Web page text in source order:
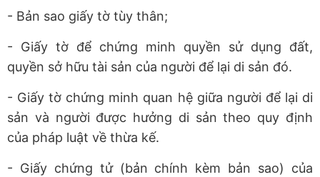
- Bản sao giấy tờ tùy thân;
- Giấy tờ để chứng minh quyền sử dụng đất,
quyền sở hữu tài sản của người để lại di sản đó.
- Giấy tờ chứng minh quan hệ giữa người để lại di
sản và người được hưởng di sản theo quy định
của pháp luật về thừa kế.
- Giấy chứng tử (bản chính kèm bản sao) của